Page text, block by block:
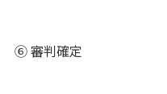
⑥ 審判確定